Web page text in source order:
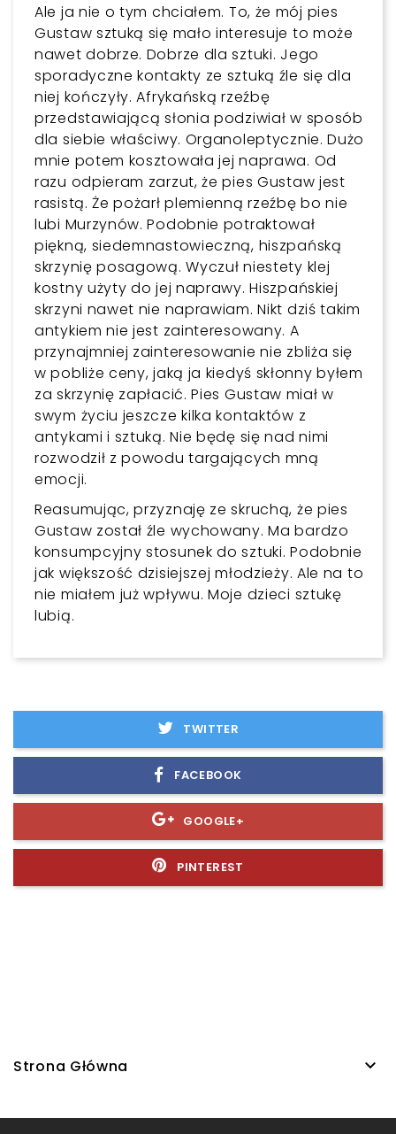
Ale ja nie o tym chciałem. To, że mój pies
Gustaw sztuką się mało interesuje to może
nawet dobrze. Dobrze dla sztuki. Jego
sporadyczne kontakty ze sztuką źle się dla
niej kończyły. Afrykańską rzeźbę
przedstawiającą słonia podziwiał w sposób
dla siebie właściwy. Organoleptycznie. Dużo
mnie potem kosztowała jej naprawa. Od
razu odpieram zarzut, że pies Gustaw jest
rasistą. Że pożarł plemienną rzeźbę bo nie
lubi Murzynów. Podobnie potraktował
piękną, siedemnastowieczną, hiszpańską
skrzynię posagową. Wyczuł niestety klej
kostny użyty do jej naprawy. Hiszpańskiej
skrzyni nawet nie naprawiam. Nikt dziś takim
antykiem nie jest zainteresowany. A
przynajmniej zainteresowanie nie zbliża się
w pobliże ceny, jaką ja kiedyś skłonny byłem
za skrzynię zapłacić. Pies Gustaw miał w
swym życiu jeszcze kilka kontaktów z
antykami i sztuką. Nie będę się nad nimi
rozwodził z powodu targających mną
emocji.
Reasumując, przyznaję ze skruchą, że pies
Gustaw został źle wychowany. Ma bardzo
konsumpcyjny stosunek do sztuki. Podobnie
jak większość dzisiejszej młodzieży. Ale na to
nie miałem już wpływu. Moje dzieci sztukę
lubią.
TWITTER
FACEBOOK
GOOGLE+
PINTEREST
Strona Główna 